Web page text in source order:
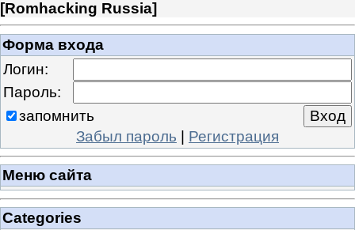
[Romhacking Russia]
Форма входа
Логин:
Пароль:
запомнить
Забыл пароль | Регистрация
Меню сайта
Categories